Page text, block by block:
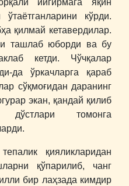
йигирмага яқин
ўтаётганларини кўрди.
қилмай кетавердилар.
ташлаб юборди ва бу
кетди. Чўчқалар
да ўркачларга қараб
сўқмоғидан даранинг
экан, қандай қилиб
дўстлари томонга
қияликларидан
қўпарилиб, чанг
бир лаҳзада кимдир